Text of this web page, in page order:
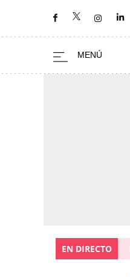
EN DIRECTO